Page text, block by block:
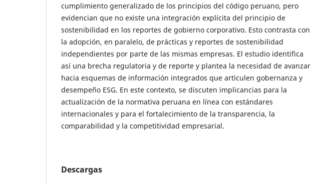
cumplimiento generalizado de los principios del código peruano, pero
evidencian que no existe una integración explícita del principio de
sostenibilidad en los reportes de gobierno corporativo. Esto contrasta con
la adopción, en paralelo, de prácticas y reportes de sostenibilidad
independientes por parte de las mismas empresas. El estudio identifica
así una brecha regulatoria y de reporte y plantea la necesidad de avanzar
hacia esquemas de información integrados que articulen gobernanza y
desempeño ESG. En este contexto, se discuten implicancias para la
actualización de la normativa peruana en línea con estándares
internacionales y para el fortalecimiento de la transparencia, la
comparabilidad y la competitividad empresarial.
Descargas